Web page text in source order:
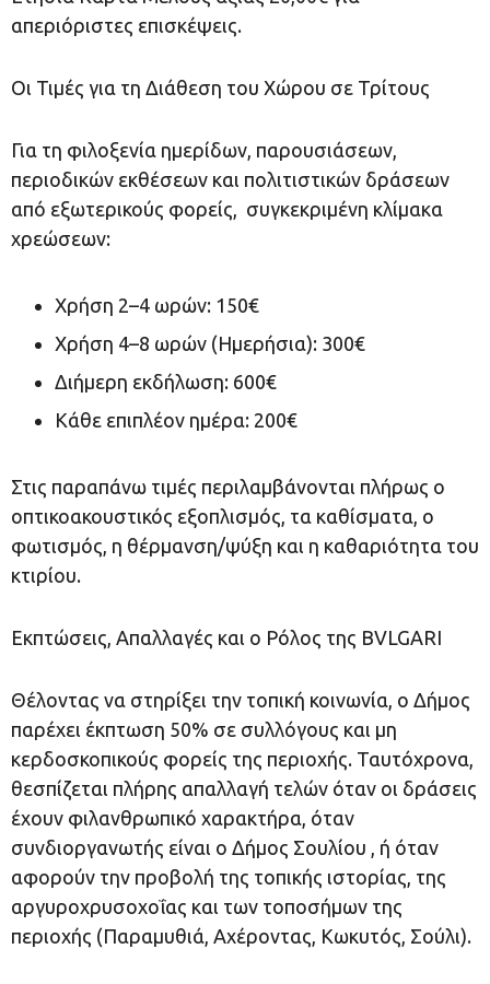
απεριόριστες επισκέψεις.
Οι Τιμές για τη Διάθεση του Χώρου σε Τρίτους
Για τη φιλοξενία ημερίδων, παρουσιάσεων,
περιοδικών εκθέσεων και πολιτιστικών δράσεων
από εξωτερικούς φορείς, συγκεκριμένη κλίμακα
χρεώσεων:
Χρήση 2–4 ωρών: 150€
Χρήση 4–8 ωρών (Ημερήσια): 300€
Διήμερη εκδήλωση: 600€
Κάθε επιπλέον ημέρα: 200€
Στις παραπάνω τιμές περιλαμβάνονται πλήρως ο
οπτικοακουστικός εξοπλισμός, τα καθίσματα, ο
φωτισμός, η θέρμανση/ψύξη και η καθαριότητα του
κτιρίου.
Εκπτώσεις, Απαλλαγές και ο Ρόλος της BVLGARI
Θέλοντας να στηρίξει την τοπική κοινωνία, ο Δήμος
παρέχει έκπτωση 50% σε συλλόγους και μη
κερδοσκοπικούς φορείς της περιοχής. Ταυτόχρονα,
θεσπίζεται πλήρης απαλλαγή τελών όταν οι δράσεις
έχουν φιλανθρωπικό χαρακτήρα, όταν
συνδιοργανωτής είναι ο Δήμος Σουλίου , ή όταν
αφορούν την προβολή της τοπικής ιστορίας, της
αργυροχρυσοχοΐας και των τοποσήμων της
περιοχής (Παραμυθιά, Αχέροντας, Κωκυτός, Σούλι).